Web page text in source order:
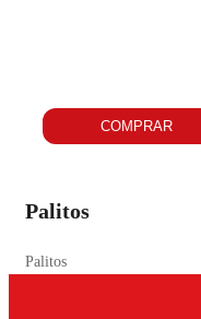
COMPRAR
Palitos
Palitos